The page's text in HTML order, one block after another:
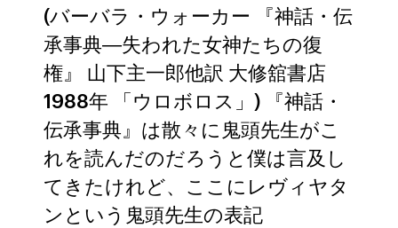
(バーバラ・ウォーカー 『神話・伝
承事典―失われた女神たちの復
権』 山下主一郎他訳 大修舘書店
1988年 「ウロボロス」) 『神話・
伝承事典』は散々に鬼頭先生がこ
れを読んだのだろうと僕は言及し
てきたけれど、ここにレヴィヤタ
ンという鬼頭先生の表記